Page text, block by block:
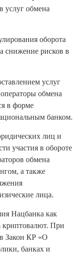
услуг обмена
оборота
снижение рисков в
услуг
обмена
в форме
банком.
лиц и
участия в обороте
обмена
а также
лица.
Нацбанка как
криптовалют. При
в Закон КР «О
банках и